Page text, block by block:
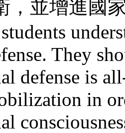
，並增進國
They
defense is
in